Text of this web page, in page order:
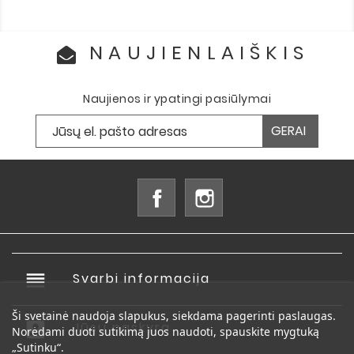
NAUJIENLAIŠKIS
Naujienos ir ypatingi pasiūlymai
Facebook
reorder Svarbi informacija
account_box Jūsų paskyra 
Ši svetainė naudoja slapukus, siekdama pagerinti paslaugas.
Norėdami duoti sutikimą juos naudoti, spauskite mygtuką
„Sutinku“.